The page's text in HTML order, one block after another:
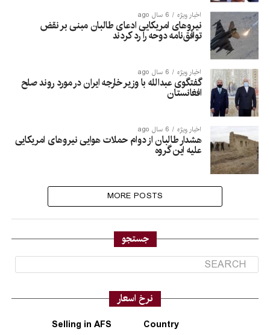
اخبار ویژه 6 سال ago
نیروهای امریکایی ادعای طالبان مبنی بر نقض
توافق‌نامه دوحه را رد کردند
اخبار ویژه 6 سال ago
گفتگوی عبدالله با وزیر خارجه ایران در مورد روند صلح
افغانستان
اخبار ویژه 6 سال ago
هشدار طالبان از دوام حملات هوایی نیروهای امریکایی
علیه این گروه
MORE POSTS
جستجو
نرخ اسعار
Country
Selling in AFS